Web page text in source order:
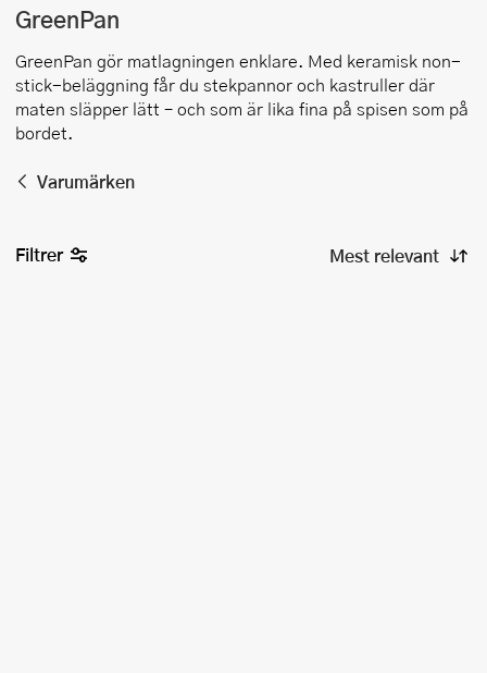
GreenPan
GreenPan gör matlagningen enklare. Med keramisk non-
stick-beläggning får du stekpannor och kastruller där
maten släpper lätt – och som är lika fina på spisen som på
bordet.
Varumärken
Filtrer